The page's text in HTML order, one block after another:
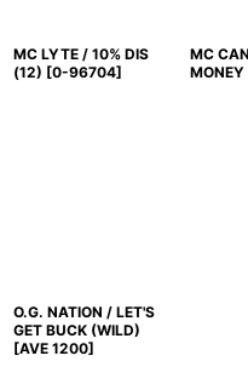
MC LYTE / 10% DIS
(12) [0-96704]
MC
O.G. NATION / LET'S
GET BUCK (WILD)
[AVE 1200]